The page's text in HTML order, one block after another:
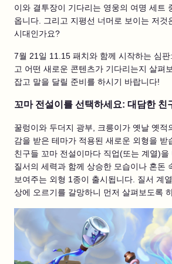
이와 결투장이 기다리는 영웅의 여명 세트
옵니다. 그리고 지평선 너머로 보이는 저것
시대인가요?
7월 21일 11.15 패치와 함께 시작하는 심
고 어떤 새로운 콘텐츠가 기다리는지 살펴
잡고 말을 달릴 준비를 하시기 바랍니다!
꼬마 전설이를 선택하세요: 대담한 친
꿀렁이와 두더지 광부, 크릉이가 옛날 옛적
감을 받은 테마가 적용된 새로운 외형을 받
친구들 꼬마 전설이마다 직업(또는 계열)을
질서의 세력과 함께 상승한 모습이나 혼돈
보여주는 외형 1종이 출시됩니다. 질서 계
상에 오르기를 갈망하니 먼저 살펴보도록